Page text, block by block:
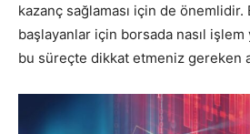
kazanç sağlaması için de
başlayanlar için borsada nasıl
bu süreçte dikkat etmeniz gereken